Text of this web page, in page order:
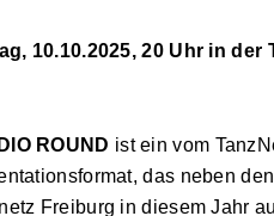
10.10.2025, 20 Uhr in
ROUND ist ein vom
das neben
Freiburg in diesem Jahr